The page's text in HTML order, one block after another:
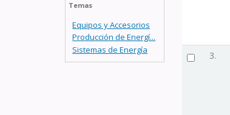
Temas
Equipos y Accesorios
Producción de Energí...
Sistemas de Energía
3.